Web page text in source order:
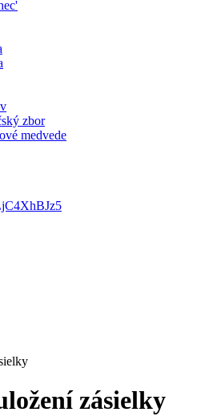
zbor
medvede
zásielky